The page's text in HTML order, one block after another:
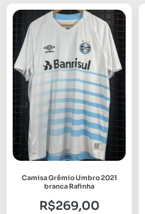
Camisa Grêmio Umbro 2021
branca Rafinha
R$269,00